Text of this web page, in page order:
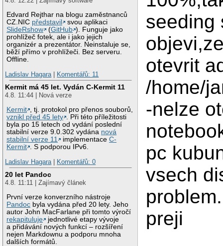
Edvard Rejthar na blogu zaměstnanců
CZ.NIC představil
svou aplikaci
SlideRshow
(GitHub ). Funguje jako
prohlížeč fotek, ale i jako jejich
organizér a prezentátor. Neinstaluje se,
běží přímo v prohlížeči. Bez serveru.
Offline.
Ladislav Hagara | Komentářů: 11
Kermit má 45 let. Vydán C-Kermit 11
4.8. 11:44 | Nová verze
Kermit , tj. protokol pro přenos souborů,
vznikl před 45 lety . Při této příležitosti
byla po 15 letech od vydání poslední
stabilní verze 9.0.302 vydána nová
stabilní verze 11
implementaceC-
Kermit . S podporou IPv6.
Ladislav Hagara | Komentářů: 0
20 let Pandoc
4.8. 11:11 | Zajímavý článek
První verze konverzního nástroje
Pandoc byla vydána před 20 lety. Jeho
autor John MacFarlane při tomto výročí
rekapituluje
jednotlivé etapy vývoje
a přidávání nových funkcí – rozšíření
nejen Markdownu a podporu mnoha
dalších formátů.
seeding
otevrit
/home/
-nelze
pc
vsech
preji